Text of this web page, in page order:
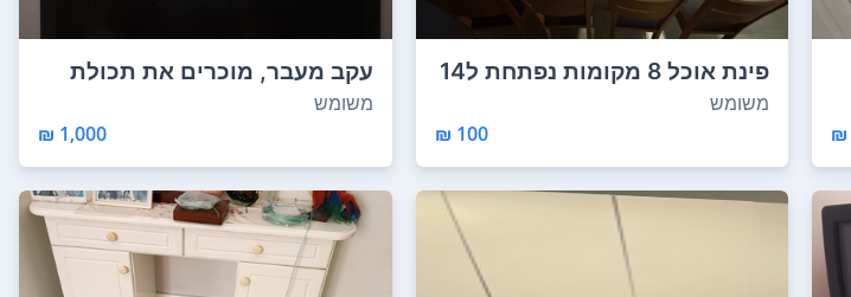
פינת אוכל 8 מקומות נפתחת ל14
במצב מצוין ...
משומש
100 ₪
עקב מעבר, מוכרים את תכולת
הדירה🤩 מחירים...
משומש
1,000 ₪